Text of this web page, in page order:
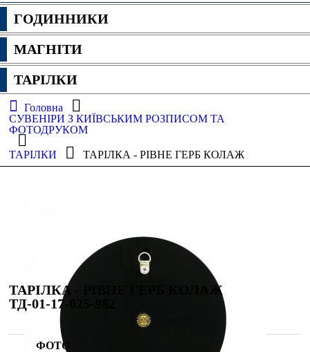
ГОДИННИКИ
МАГНІТИ
ТАРІЛКИ
Головна
СУВЕНІРИ З КИЇВСЬКИМ РОЗПИСОМ ТА
ФОТОДРУКОМ
ТАРІЛКИ ТАРІЛКА - РІВНЕ ГЕРБ КОЛАЖ
ТАРІЛКА - РІВНЕ ГЕРБ КОЛАЖ
ТД-01-17-025-982
ФОТО